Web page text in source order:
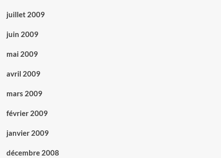
juillet 2009
juin 2009
mai 2009
avril 2009
mars 2009
février 2009
janvier 2009
décembre 2008